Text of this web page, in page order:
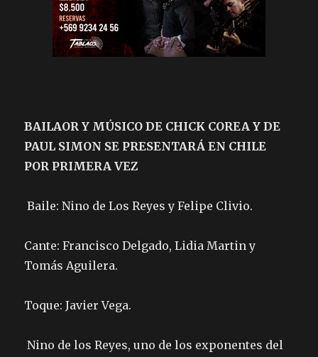
BAILAOR Y MÚSICO DE CHICK COREA Y DE
PAUL SIMON SE PRESENTARÁ EN CHILE
POR PRIMERA VEZ
Baile: Nino de Los Reyes y Felipe Clivio.
Cante: Francisco Delgado, Lidia Martin y
Tomás Aguilera.
Toque: Javier Vega.
Nino de los Reyes, uno de los exponentes del